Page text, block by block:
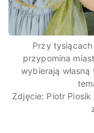
Przy
przypomina
wybierają
Zdjęcie: Piotr